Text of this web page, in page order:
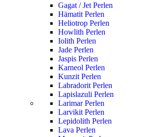
Gagat / Jet Perlen
Hämatit Perlen
Heliotrop Perlen
Howlith Perlen
Iolith Perlen
Jade Perlen
Jaspis Perlen
Karneol Perlen
Kunzit Perlen
Labradorit Perlen
Lapislazuli Perlen
Larimar Perlen
Larvikit Perlen
Lepidolith Perlen
Lava Perlen